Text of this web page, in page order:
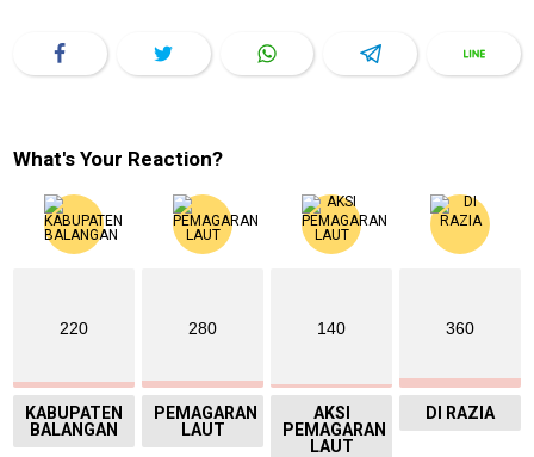
What's Your Reaction?
220
KABUPATEN
BALANGAN
280
PEMAGARAN
LAUT
140
AKSI
PEMAGARAN
LAUT
360
DI RAZIA